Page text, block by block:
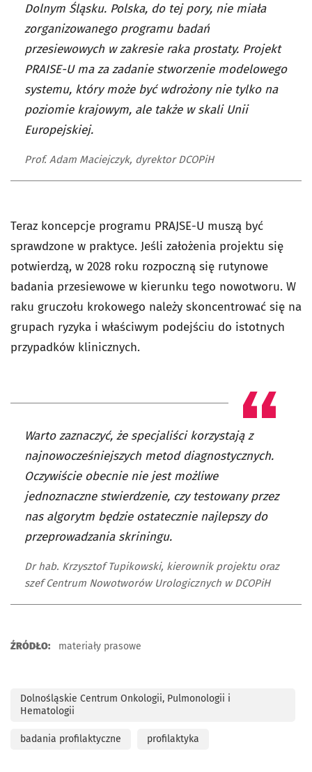
Dolnym Śląsku. Polska, do tej pory, nie miała
zorganizowanego programu badań
przesiewowych w zakresie raka prostaty. Projekt
PRAISE-U ma za zadanie stworzenie modelowego
systemu, który może być wdrożony nie tylko na
poziomie krajowym, ale także w skali Unii
Europejskiej.
Prof. Adam Maciejczyk, dyrektor DCOPiH
Teraz koncepcje programu PRAJSE-U muszą być
sprawdzone w praktyce. Jeśli założenia projektu się
potwierdzą, w 2028 roku rozpoczną się rutynowe
badania przesiewowe w kierunku tego nowotworu. W
raku gruczołu krokowego należy skoncentrować się na
grupach ryzyka i właściwym podejściu do istotnych
przypadków klinicznych.
Warto zaznaczyć, że specjaliści korzystają z
najnowocześniejszych metod diagnostycznych.
Oczywiście obecnie nie jest możliwe
jednoznaczne stwierdzenie, czy testowany przez
nas algorytm będzie ostatecznie najlepszy do
przeprowadzania skriningu.
Dr hab. Krzysztof Tupikowski, kierownik projektu oraz
szef Centrum Nowotworów Urologicznych w DCOPiH
ŹRÓDŁO: materiały prasowe
Dolnośląskie Centrum Onkologii, Pulmonologii i
Hematologii
badania profilaktyczne profilaktyka